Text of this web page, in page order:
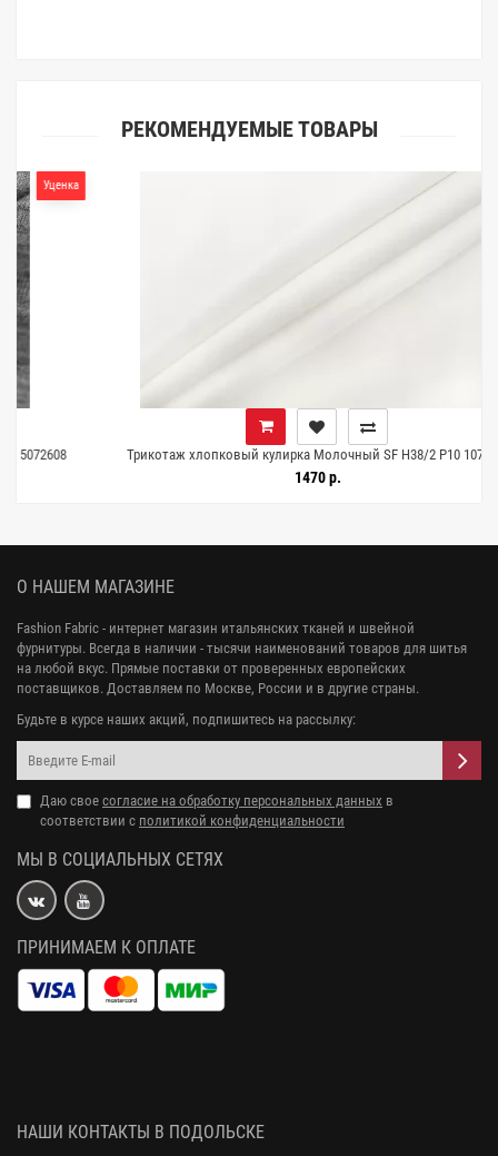
РЕКОМЕНДУЕМЫЕ ТОВАРЫ
Трикотаж хлопковый кулирка Молочный SF H38/2 P10 1072646
О НАШЕМ МАГАЗИНЕ
Fashion Fabric - интернет магазин итальянских тканей и швейной
фурнитуры. Всегда в наличии - тысячи наименований товаров для шитья
на любой вкус. Прямые поставки от проверенных европейских
поставщиков. Доставляем по Москве, России и в другие страны.
Будьте в курсе наших акций, подпишитесь на рассылку:
Даю свое согласие на обработку персональных данных в
соответствии с политикой конфиденциальности
МЫ В СОЦИАЛЬНЫХ СЕТЯХ
ПРИНИМАЕМ К ОПЛАТЕ
НАШИ КОНТАКТЫ В ПОДОЛЬСКЕ